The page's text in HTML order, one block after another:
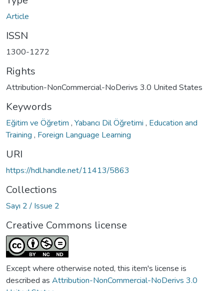
Article
ISSN
1300-1272
Rights
Attribution-NonCommercial-NoDerivs 3.0 United States
Keywords
Eğitim ve Öğretim , Yabancı Dil Öğretimi , Education and
Training , Foreign Language Learning
URI
https://hdl.handle.net/11413/5863
Collections
Sayı 2 / Issue 2
Creative Commons license
Except where otherwise noted, this item's license is
described as Attribution-NonCommercial-NoDerivs 3.0